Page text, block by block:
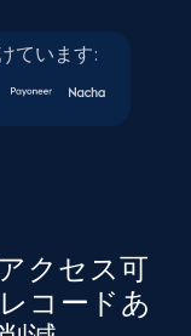
Discover
name,
ています:
クセス可
コードあ